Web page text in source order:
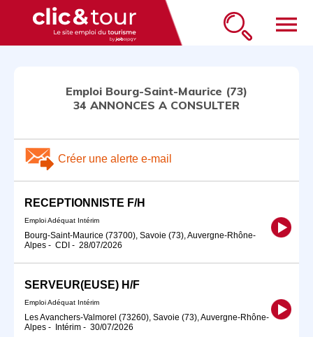
menu
Emploi Bourg-Saint-Maurice (73)
34 ANNONCES A CONSULTER
Créer une alerte e-mail
RECEPTIONNISTE F/H
Emploi Adéquat Intérim
Bourg-Saint-Maurice (73700), Savoie (73), Auvergne-Rhône-
Alpes - CDI - 28/07/2026
SERVEUR(EUSE) H/F
Emploi Adéquat Intérim
Les Avanchers-Valmorel (73260), Savoie (73), Auvergne-Rhône-
Alpes - Intérim - 30/07/2026